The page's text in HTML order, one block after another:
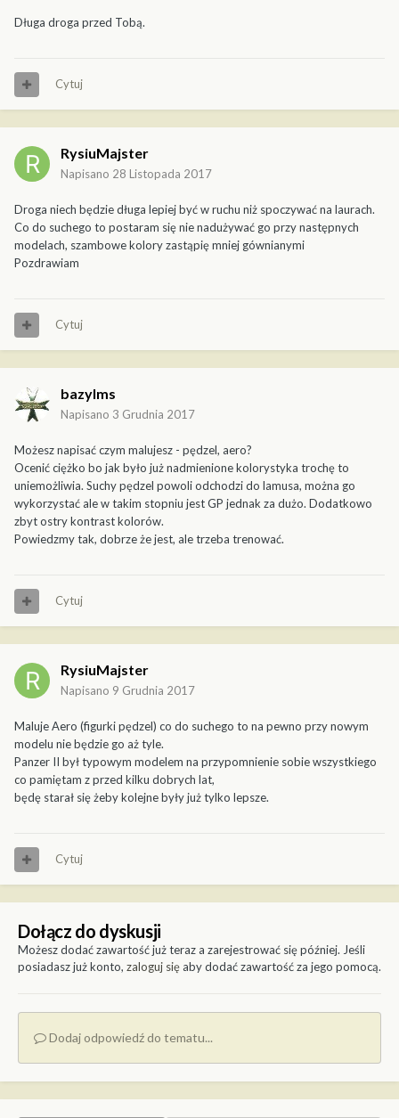
Długa droga przed Tobą.
Cytuj
RysiuMajster
Napisano 28 Listopada 2017
Droga niech będzie długa lepiej być w ruchu niż spoczywać na laurach.
Co do suchego to postaram się nie nadużywać go przy następnych
modelach, szambowe kolory zastąpię mniej gównianymi
Pozdrawiam
Cytuj
bazylms
Napisano 3 Grudnia 2017
Możesz napisać czym malujesz - pędzel, aero?
Ocenić ciężko bo jak było już nadmienione kolorystyka trochę to
uniemożliwia. Suchy pędzel powoli odchodzi do lamusa, można go
wykorzystać ale w takim stopniu jest GP jednak za dużo. Dodatkowo
zbyt ostry kontrast kolorów.
Powiedzmy tak, dobrze że jest, ale trzeba trenować.
Cytuj
RysiuMajster
Napisano 9 Grudnia 2017
Maluje Aero (figurki pędzel) co do suchego to na pewno przy nowym
modelu nie będzie go aż tyle.
Panzer II był typowym modelem na przypomnienie sobie wszystkiego
co pamiętam z przed kilku dobrych lat,
będę starał się żeby kolejne były już tylko lepsze.
Cytuj
Dołącz do dyskusji
Możesz dodać zawartość już teraz a zarejestrować się później. Jeśli
posiadasz już konto, zaloguj sięaby dodać zawartość za jego pomocą.
Dodaj odpowiedź do tematu...